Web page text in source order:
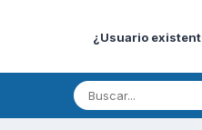
¿Usuario